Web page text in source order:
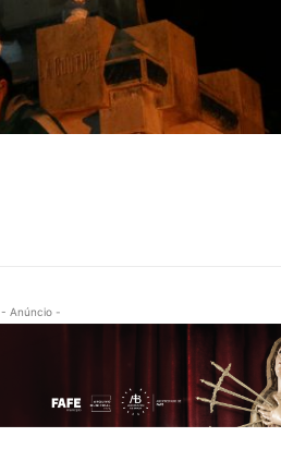
- Anúncio -